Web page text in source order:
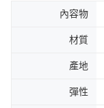
內容物
材質
產地
彈性